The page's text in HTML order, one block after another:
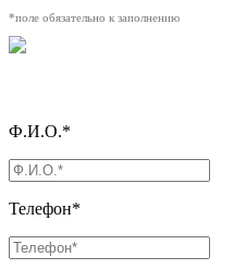
*поле обязательно к заполнению
Ф.И.О.*
Телефон*